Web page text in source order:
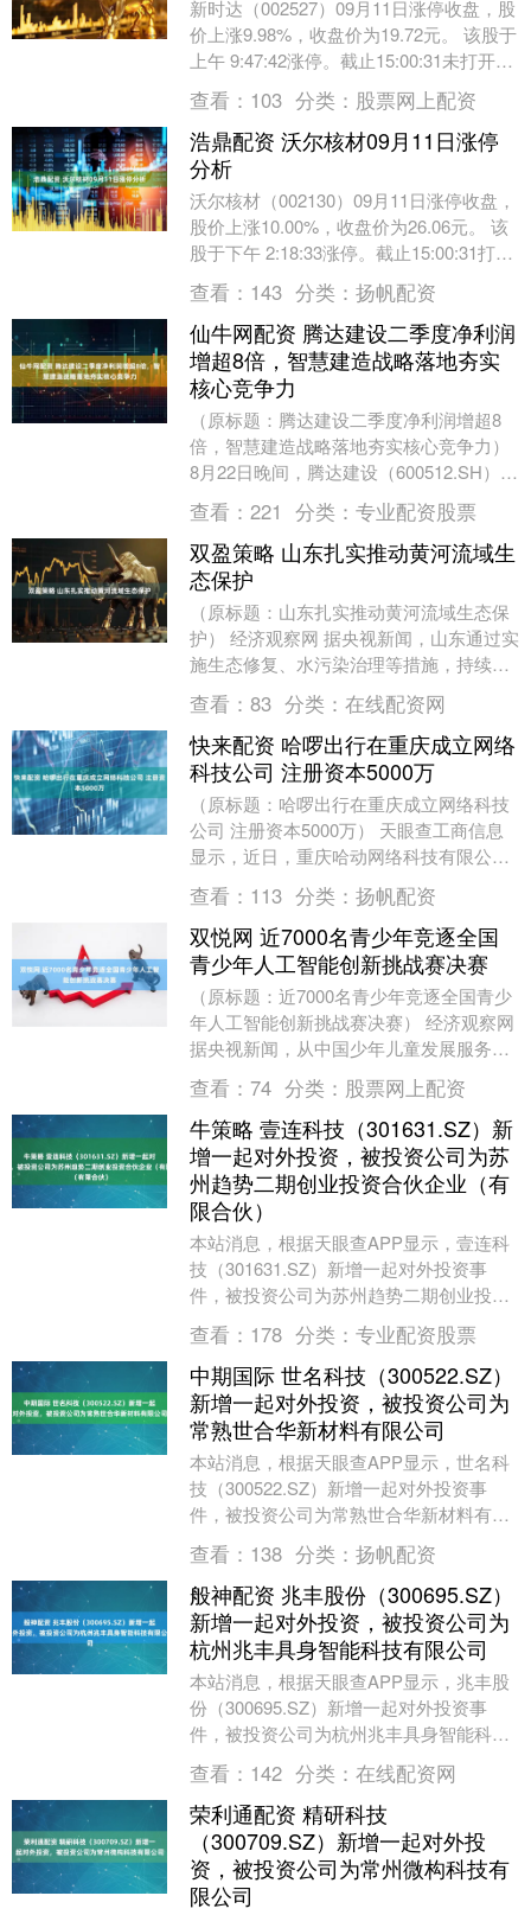
新时达（002527）09月11日涨停收盘，股
价上涨9.98%，收盘价为19.72元。 该股于
上午 9:47:42涨停。截止15:00:31未打开涨
停，封住涨停....
查看： 103 分类： 股票网上配资
浩鼎配资 沃尔核材09月11日涨停
分析
沃尔核材（002130）09月11日涨停收盘，
股价上涨10.00%，收盘价为26.06元。 该
股于下午 2:18:33涨停。截止15:00:31打开
涨停3次，封....
查看： 143 分类： 扬帆配资
仙牛网配资 腾达建设二季度净利润
增超8倍，智慧建造战略落地夯实
核心竞争力
（原标题：腾达建设二季度净利润增超8
倍，智慧建造战略落地夯实核心竞争力）
8月22日晚间，腾达建设（600512.SH）披
露2025年半年报。数据显示，上半年，....
查看： 221 分类： 专业配资股票
双盈策略 山东扎实推动黄河流域生
态保护
（原标题：山东扎实推动黄河流域生态保
护） 经济观察网 据央视新闻，山东通过实
施生态修复、水污染治理等措施，持续开
展湿地保护和生态治理，扎实推动黄河流
域生态保护。....
查看： 83 分类： 在线配资网
快来配资 哈啰出行在重庆成立网络
科技公司 注册资本5000万
（原标题：哈啰出行在重庆成立网络科技
公司 注册资本5000万） 天眼查工商信息
显示，近日，重庆哈动网络科技有限公司
成立，法定代表人为丁锐，注册资本5000
万人民....
查看： 113 分类： 扬帆配资
双悦网 近7000名青少年竞逐全国
青少年人工智能创新挑战赛决赛
（原标题：近7000名青少年竞逐全国青少
年人工智能创新挑战赛决赛） 经济观察网
据央视新闻，从中国少年儿童发展服务中
心获悉，由中国少年儿童发展服务中心主
办的第八....
查看： 74 分类： 股票网上配资
牛策略 壹连科技（301631.SZ）新
增一起对外投资，被投资公司为苏
州趋势二期创业投资合伙企业（有
限合伙）
本站消息，根据天眼查APP显示，壹连科
技（301631.SZ）新增一起对外投资事
件，被投资公司为苏州趋势二期创业投资
合伙企业（有限合伙），法定代表人苏州
同舟智创....
查看： 178 分类： 专业配资股票
中期国际 世名科技（300522.SZ）
新增一起对外投资，被投资公司为
常熟世合华新材料有限公司
本站消息，根据天眼查APP显示，世名科
技（300522.SZ）新增一起对外投资事
件，被投资公司为常熟世合华新材料有限
公司，法定代表人黄丽蓉，投资占比为
66%。该....
查看： 138 分类： 扬帆配资
般神配资 兆丰股份（300695.SZ）
新增一起对外投资，被投资公司为
杭州兆丰具身智能科技有限公司
本站消息，根据天眼查APP显示，兆丰股
份（300695.SZ）新增一起对外投资事
件，被投资公司为杭州兆丰具身智能科技
有限公司，法定代表人孔辰寰，投资占比
为100....
查看： 142 分类： 在线配资网
荣利通配资 精研科技
（300709.SZ）新增一起对外投
资，被投资公司为常州微构科技有
限公司